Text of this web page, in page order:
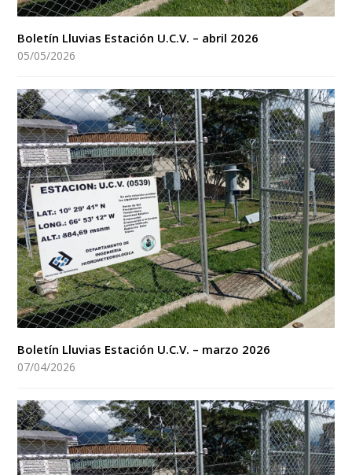
Boletín Lluvias Estación U.C.V. – abril 2026
05/05/2026
Boletín Lluvias Estación U.C.V. – marzo 2026
07/04/2026